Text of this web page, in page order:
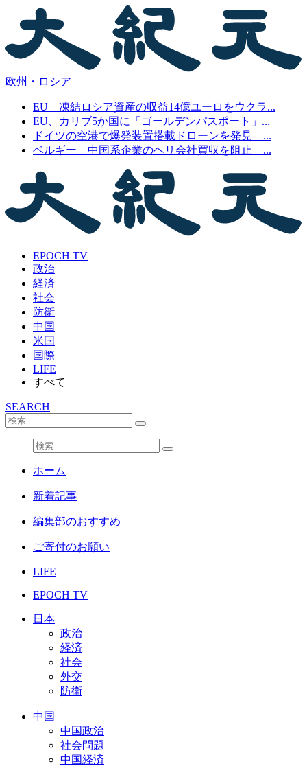
欧州・ロシア
EU 凍結ロシア資産の収益14億ユーロをウクラ...
EU、カリブ5か国に「ゴールデンパスポート」...
ドイツの空港で爆発装置搭載ドローンを発見 ...
ベルギー 中国系企業のヘリ会社買収を阻止 ...
EPOCH TV
政治
経済
社会
防衛
中国
米国
国際
LIFE
すべて
SEARCH
ホーム
新着記事
編集部のおすすめ
ご寄付のお願い
LIFE
EPOCH TV
日本
政治
経済
社会
外交
防衛
中国
中国政治
社会問題
中国経済